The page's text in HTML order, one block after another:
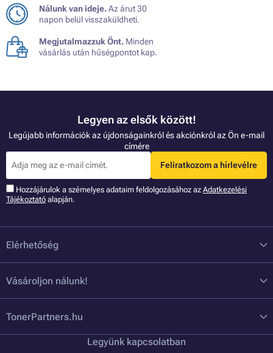
Nálunk van ideje.Az árut 30
napon belül visszaküldheti.
Megjutalmazzuk Önt. Minden
vásárlás után hűségpontot kap.
Legyen az elsők között!
Legújabb információk az újdonságainkról és akciónkról az Ön e-mail
címére
Feliratkozom a hírlevélre
Hozzájárulok a szémelyes adataim feldolgozásához az Adatkezelési
Tájékoztató alapján.
Elérhetőség
Vásároljon nálunk!
TonerPartners.hu
Legyünk kapcsolatban